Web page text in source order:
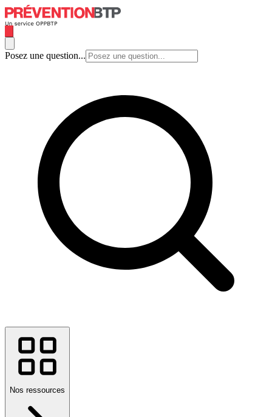
Posez une question...
Nos ressources